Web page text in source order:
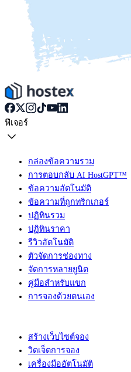
ฟีเจอร์
กล่องข้อความรวม
การตอบกลับ AI HostGPT™
ข้อความอัตโนมัติ
ข้อความที่ถูกทริกเกอร์
ปฏิทินรวม
ปฏิทินราคา
รีวิวอัตโนมัติ
ตัวจัดการช่องทาง
จัดการหลายยูนิต
คู่มือสำหรับแขก
การจองด้วยตนเอง
สร้างเว็บไซต์จอง
วิดเจ็ตการจอง
เครื่องมืออัตโนมัติ